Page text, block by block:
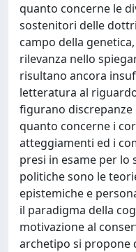
quanto concerne le
sostenitori delle
campo della
rilevanza nello
risultano ancora
letteratura al
figurano
quanto concerne i
atteggiamenti ed i
presi in esame per
politiche sono le
epistemiche e
il paradigma della
motivazione al
archetipo si propone